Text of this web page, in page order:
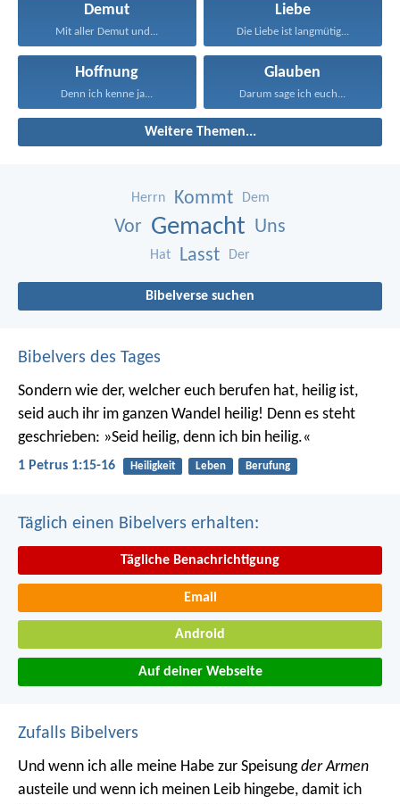
Demut
Mit aller Demut und...
Liebe
Die Liebe ist langmütig...
Hoffnung
Denn ich kenne ja...
Glauben
Darum sage ich euch...
Weitere Themen...
Herrn Kommt Dem
Vor Gemacht Uns
Hat Lasst Der
Bibelverse suchen
Bibelvers des Tages
Sondern wie der, welcher euch berufen hat, heilig ist,
seid auch ihr im ganzen Wandel heilig! Denn es steht
geschrieben: »Seid heilig, denn ich bin heilig.«
1 Petrus 1:15-16 Heiligkeit Leben Berufung
Täglich einen Bibelvers erhalten:
Tägliche Benachrichtigung
Email
Android
Auf deiner Webseite
Zufalls Bibelvers
Und wenn ich alle meine Habe zur Speisungder Armen
austeile und wenn ich meinen Leib hingebe, damit ich